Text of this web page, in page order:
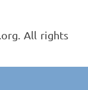
All rights